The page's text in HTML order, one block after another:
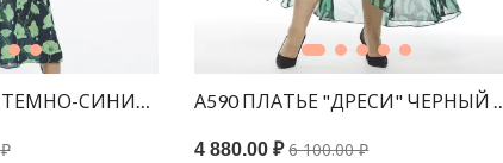
ТЕМНО-СИНИЙ ПРИНТ ЦВЕТЫА590 ПЛАТЬЕ "ДРЕСИ" ЧЕРНЫЙ
4 880.00 ₽6 100.00 ₽